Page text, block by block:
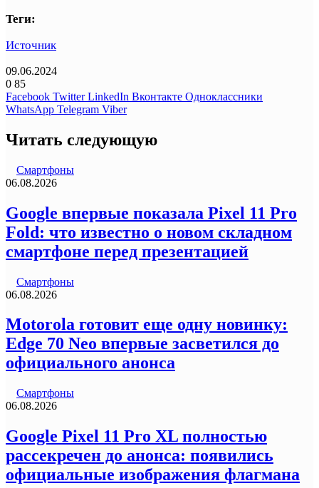
Теги:
Источник
09.06.2024
0 85
Facebook Twitter LinkedIn Вконтакте Одноклассники
WhatsApp Telegram Viber
Читать следующую
Смартфоны
06.08.2026
Google впервые показала Pixel 11 Pro
Fold: что известно о новом складном
смартфоне перед презентацией
Смартфоны
06.08.2026
Motorola готовит еще одну новинку:
Edge 70 Neo впервые засветился до
официального анонса
Смартфоны
06.08.2026
Google Pixel 11 Pro XL полностью
рассекречен до анонса: появились
официальные изображения флагмана